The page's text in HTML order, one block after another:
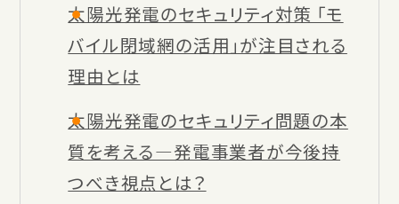
太陽光発電のセキュリティ対策 「モ
バイル閉域網の活用」が注目される
理由とは
太陽光発電のセキュリティ問題の本
質を考える―発電事業者が今後持
つべき視点とは？